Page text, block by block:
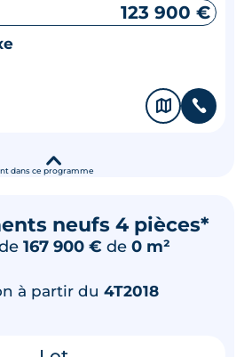
dans ce programme
123 900 €
🗞 📞
▾
neufs 4 pièces*
167 900 € de 0 m²
à partir du 4T2018